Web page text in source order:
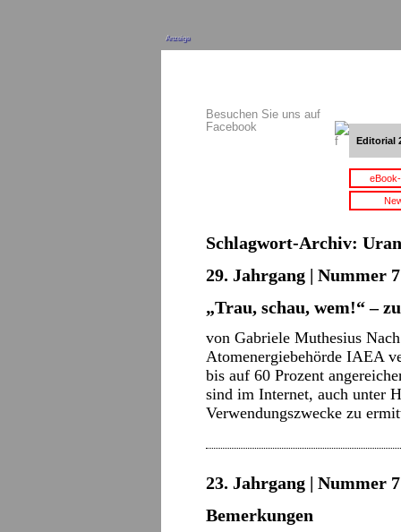
Anzeige
Besuchen Sie uns auf
Facebook
Editorial
Schlagwort-Archiv: Uran
29. Jahrgang | Nummer
„Trau, schau, wem!“ –
von Gabriele Muthesius
Atomenergiebehörde IAEA
bis auf 60 Prozent
sind im Internet, auch unter
Verwendungszwecke zu
23. Jahrgang | Nummer
Bemerkungen